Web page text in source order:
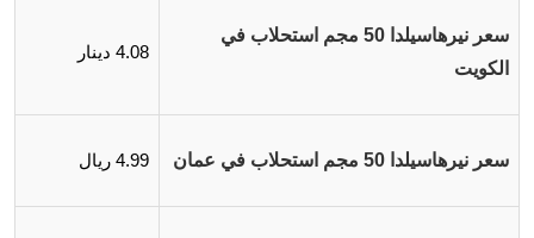
سعر نيرهاسيلدا 50 مجم استحلاب في
الكويت
4.08 دينار
سعر نيرهاسيلدا 50 مجم استحلاب في عمان 4.99 ريال